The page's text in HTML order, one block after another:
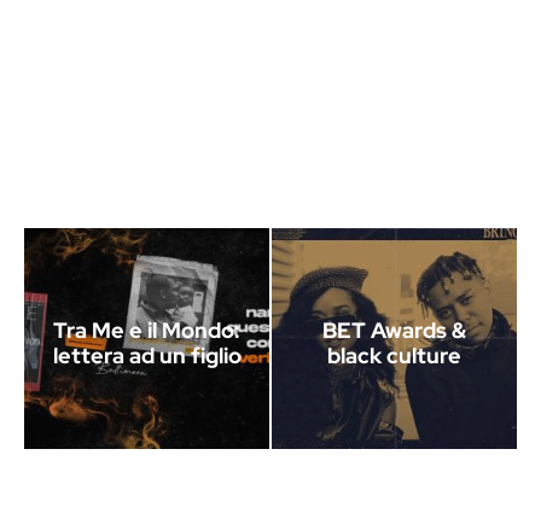
Tra Me e il Mondo:
lettera ad un figlio
BET Awards &
black culture